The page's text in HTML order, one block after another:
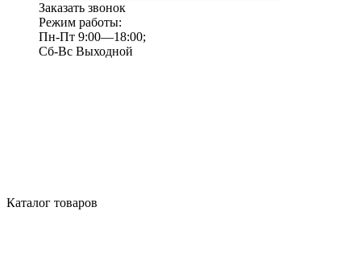
Заказать звонок
Режим работы:
Пн-Пт 9:00—18:00;
Сб-Вс Выходной
Каталог товаров